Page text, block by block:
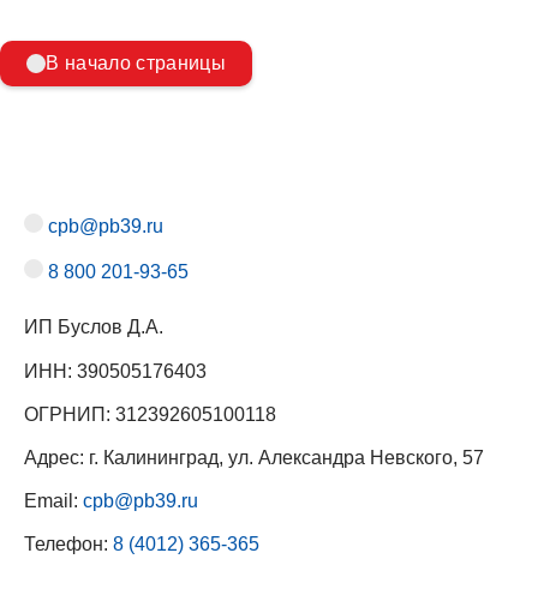
В начало страницы
cpb@pb39.ru
8 800 201-93-65
ИП Буслов Д.А.
ИНН: 390505176403
ОГРНИП: 312392605100118
Адрес: г. Калининград, ул. Александра Невского, 57
Email: cpb@pb39.ru
Телефон: 8 (4012) 365-365